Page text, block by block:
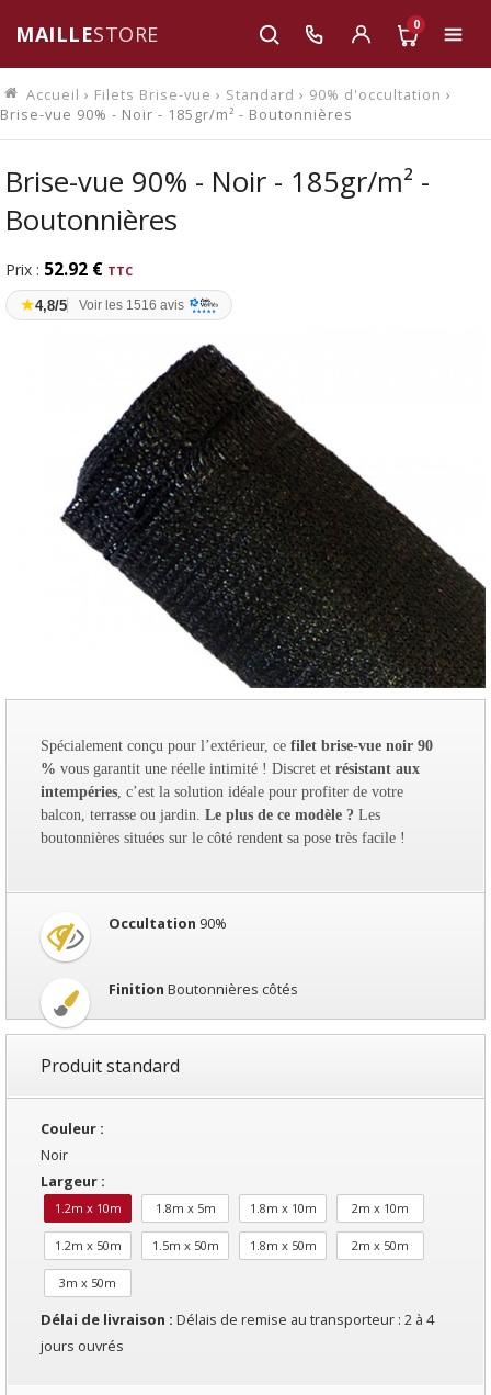
MAILLESTORE 0
Accueil › Filets Brise-vue › Standard › 90% d'occultation ›
Brise-vue 90% - Noir - 185gr/m² - Boutonnières
Brise-vue 90% - Noir - 185gr/m² -
Boutonnières
Prix : 52.92 €
★4,8/5 Voir les 1516 avis
Spécialement conçu pour l’extérieur, ce filet brise-vue noir 90
% vous garantit une réelle intimité ! Discret et résistant aux
intempéries, c’est la solution idéale pour profiter de votre
balcon, terrasse ou jardin. Le plus de ce modèle ? Les
boutonnières situées sur le côté rendent sa pose très facile !
Occultation 90%
Finition Boutonnières côtés
Produit standard
Couleur :
Noir
Largeur :
1.2m x 10m 1.8m x 5m 1.8m x 10m 2m x 10m
1.2m x 50m 1.5m x 50m 1.8m x 50m 2m x 50m
3m x 50m
Délai de livraison : Délais de remise au transporteur : 2 à 4
jours ouvrés
Les filets brise-vue sont équipés de boutonnières pour certains
Nous vous conseillons de mettre plus d’attaches si votre région
Avec boutonnières
Passez ce lien plastique dans la boutonnière et fixez sur votre